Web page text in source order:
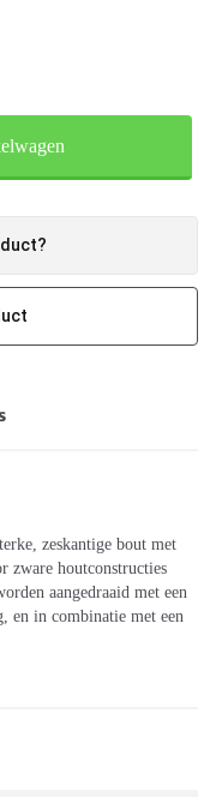
zeskantige bout met
zware houtconstructies
aangedraaid met een
en in combinatie met een